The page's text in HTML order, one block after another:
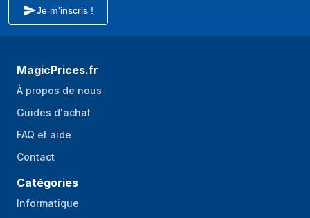
Emplacement
Filtre anti-poussière
Gestion optimisée
Bouton de
Bouton
Marche/Arrêt
Je m'inscris !
MagicPrices.fr
À propos de nous
Guides d'achat
FAQ et aide
Contact
Catégories
Informatique